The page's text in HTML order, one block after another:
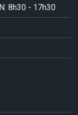
8h30 - 17h30